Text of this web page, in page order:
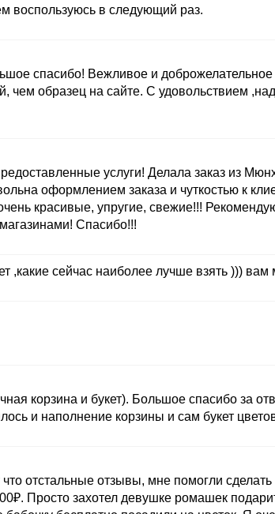
воспользуюсь в следующий раз.
спасибо! Вежливое и
чем образец на сайте. С удовольствием
услуги! Делала заказ из
оформлением заказа и чуткостью к
красивые, упругие, свежие!!!
Спасибо!!!
,какие сейчас наиболее лучше взять )))
корзина и букет). Большое спасибо за
и наполнение корзины и сам букет
отстальные отзывы, мне помогли
Просто захотел девушке ромашек